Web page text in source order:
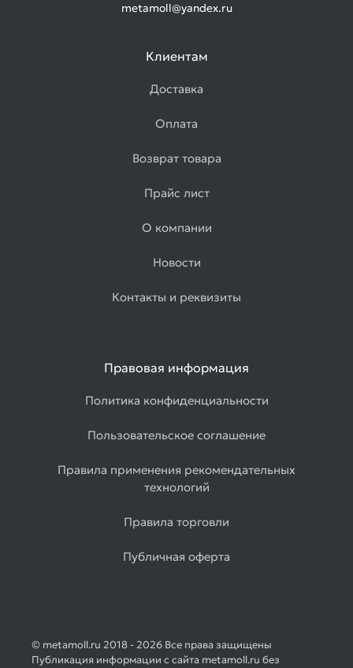
metamoll@yandex.ru
Клиентам
Доставка
Оплата
Возврат товара
Прайс лист
О компании
Новости
Контакты и реквизиты
Правовая информация
Политика конфиденциальности
Пользовательское соглашение
Правила применения рекомендательных
технологий
Правила торговли
Публичная оферта
© metamoll.ru 2018 - 2026 Все права защищены
Публикация информации с сайта metamoll.ru без